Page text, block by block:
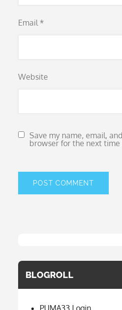
Email *
Website
Save my name, email,
browser for the next time
BLOGROLL
PUMA33 Login